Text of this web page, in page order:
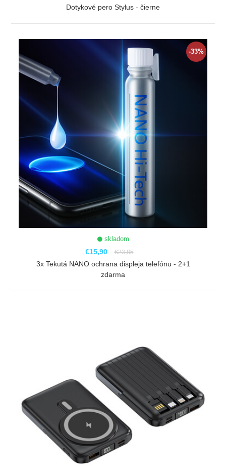
ZOBRAZIŤ
Dotykové pero Stylus - čierne
-33%
skladom
€15,90 €23,85
3x Tekutá NANO ochrana displeja telefónu - 2+1
zdarma